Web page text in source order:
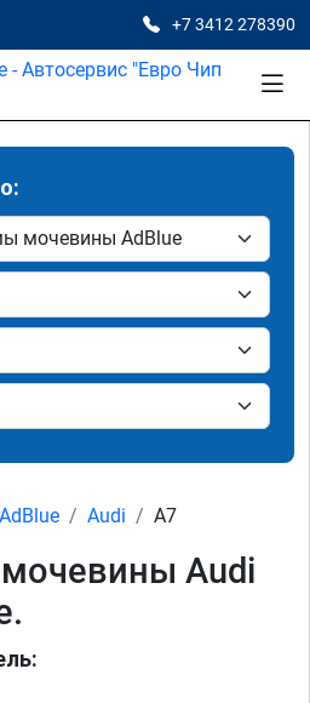
+7 3412 278390
Audi A7
Audi